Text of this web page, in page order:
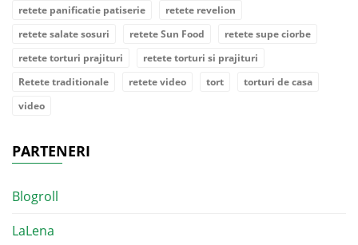
retete panificatie patiserie
retete revelion
retete salate sosuri
retete Sun Food
retete supe ciorbe
retete torturi prajituri
retete torturi si prajituri
Retete traditionale
retete video tort
torturi de casa
video
PARTENERI
Blogroll
LaLena